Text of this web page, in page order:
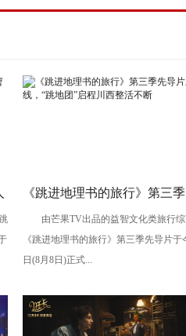
《跳进地理书的旅行》第三季
先导片上线，“跳地团”启程川
西整活不断
由芒果TV出品的益智文化类旅行
《跳进地理书的旅行》第三季先导片于
日(8月8日)正式...